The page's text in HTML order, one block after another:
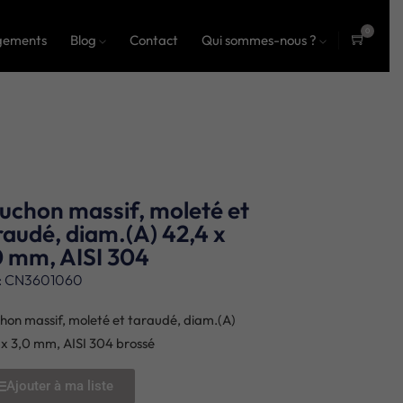
Blog Contact Qui sommes-nous ?
0
massif, moleté et
diam.(A) 42,4 x
mm, AISI 304
CN3601060
massif, moleté et taraudé, diam.(A)
3,0 mm, AISI 304 brossé
Ajouter à ma liste